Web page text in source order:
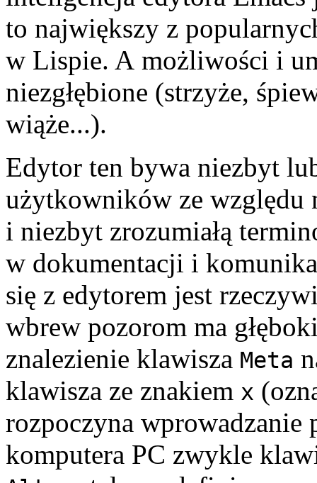
to największy z
w Lispie. A możliwości i
niezgłębione (strzyże,
wiąże...).
Edytor ten bywa niezbyt
użytkowników ze względu
i niezbyt zrozumiałą
w dokumentacji i
się z edytorem jest
wbrew pozorom ma
znalezienie klawisza Meta
klawisza ze znakiem x
rozpoczyna wprowadzanie
komputera PC zwykle